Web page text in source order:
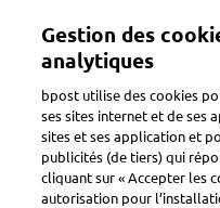
contenu
Toggle navigation
Préparer un colis
Gestion des
analytiques
bpost utilise des cookies
ses sites internet et de ses
sites et ses application et
publicités (de tiers) qui
cliquant sur « Accepter les
autorisation pour